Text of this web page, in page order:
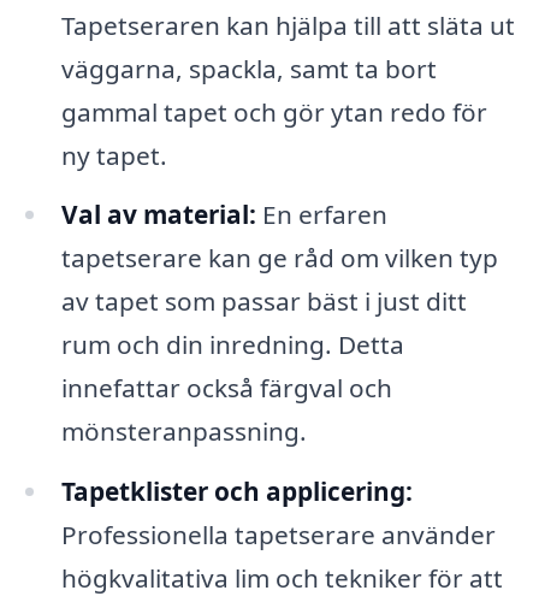
Tapetseraren kan hjälpa till att släta ut
väggarna, spackla, samt ta bort
gammal tapet och gör ytan redo för
ny tapet.
Val av material: En erfaren
tapetserare kan ge råd om vilken typ
av tapet som passar bäst i just ditt
rum och din inredning. Detta
innefattar också färgval och
mönsteranpassning.
Tapetklister och applicering:
Professionella tapetserare använder
högkvalitativa lim och tekniker för att